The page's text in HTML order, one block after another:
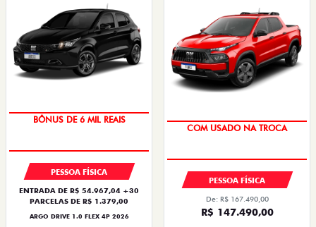
TAXA ZERO
PESSOA FÍSICA
ENTRADA DE R$ 54.967,04 +30
PARCELAS DE R$ 1.379,00
ARGO DRIVE 1.0 FLEX 4P 2026
OPORTUNIDADE
PESSOA FÍSICA
De: R$ 167.490,00
R$ 147.490,00